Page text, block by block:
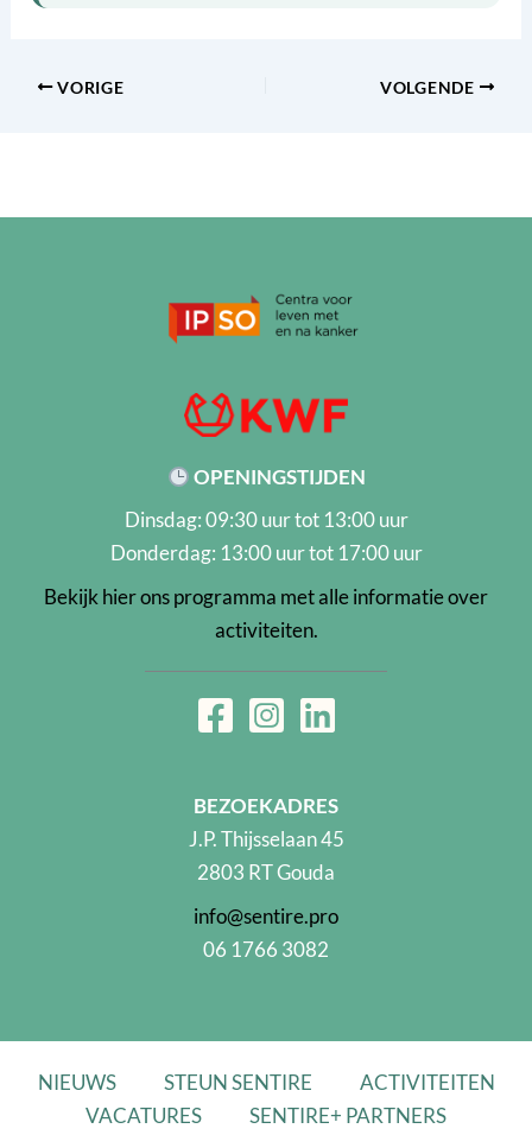
VORIGE VOLGENDE
OPENINGSTIJDEN
Dinsdag: 09:30 uur tot 13:00 uur
Donderdag: 13:00 uur tot 17:00 uur
Bekijk hier ons programma met alle informatie over
activiteiten.
BEZOEKADRES
J.P. Thijsselaan 45
2803 RT Gouda
info@sentire.pro
06 1766 3082
NIEUWS STEUN SENTIRE
ACTIVITEITEN
VACATURES
SENTIRE+ PARTNERS